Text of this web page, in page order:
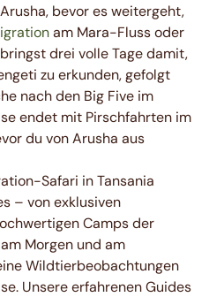
bevor es weitergeht,
am Mara-Fluss oder
drei volle Tage damit,
zu erkunden, gefolgt
nach den Big Five im
endet mit Pirschfahrten im
du von Arusha aus
Safari in Tansania
– von exklusiven
Camps der
Morgen und am
Wildtierbeobachtungen
Unsere erfahrenen Guides